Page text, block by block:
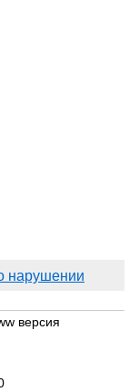
нарушении
версия